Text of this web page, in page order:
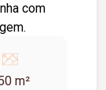
com
m²